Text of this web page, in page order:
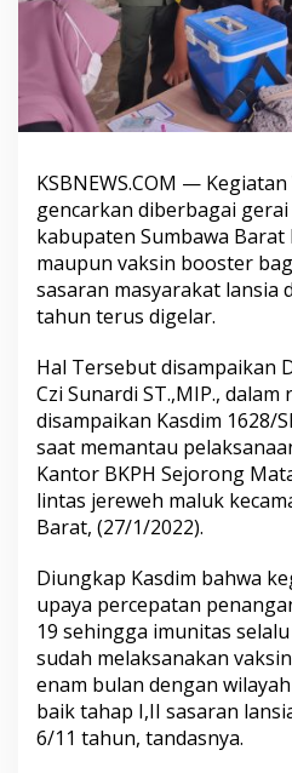
KSBNEWS.COM —
gencarkan diberbagai
kabupaten Sumbawa
maupun vaksin booster
sasaran masyarakat lansia
tahun terus digelar.
Hal Tersebut disampaikan
Czi Sunardi ST.,MIP.,
disampaikan Kasdim 1628/
saat memantau
Kantor BKPH Sejorong
lintas jereweh maluk
Barat, (27/1/2022).
Diungkap Kasdim bahwa
upaya percepatan
19 sehingga imunitas
sudah melaksanakan
enam bulan dengan
baik tahap I,II sasaran
6/11 tahun, tandasnya.